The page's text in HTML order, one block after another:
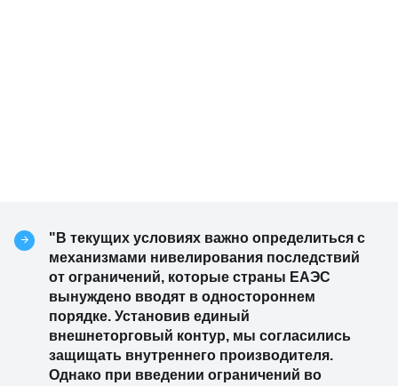
"В текущих условиях важно определиться с
механизмами нивелирования последствий
от ограничений, которые страны ЕАЭС
вынуждено вводят в одностороннем
порядке. Установив единый
внешнеторговый контур, мы согласились
защищать внутреннего производителя.
Однако при введении ограничений во